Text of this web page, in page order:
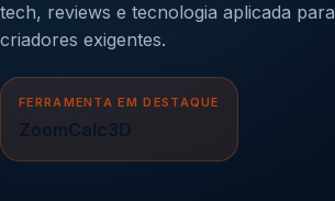
tech, reviews e tecnologia aplicada para
criadores exigentes.
FERRAMENTA EM DESTAQUE
ZoomCalc3D